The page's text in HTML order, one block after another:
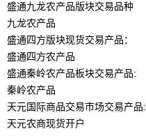
盛通九龙农产品版块交易品种
九龙农产品
盛通四方版块现货交易产品：
盛通四方农产品
盛通秦岭农产品板块交易产品:
秦岭农产品
天元国际商品交易市场交易产品:
天元农商现货开户